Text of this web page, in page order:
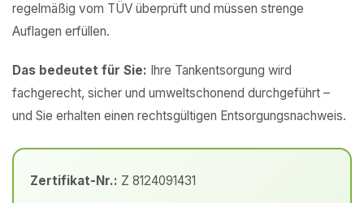
regelmäßig vom TÜV überprüft und müssen strenge
Auflagen erfüllen.
Das bedeutet für Sie: Ihre Tankentsorgung wird
fachgerecht, sicher und umweltschonend durchgeführt –
und Sie erhalten einen rechtsgültigen Entsorgungsnachweis.
Zertifikat-Nr.: Z 8124091431